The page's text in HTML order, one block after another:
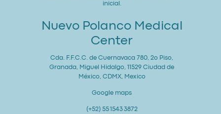
inicial.
Nuevo Polanco Medical
Center
Cda. F.F.C.C. de Cuernavaca 780, 2o Piso,
Granada, Miguel Hidalgo, 11529 Ciudad de
México, CDMX, Mexico
Google maps
(+52) 55 1543 3872